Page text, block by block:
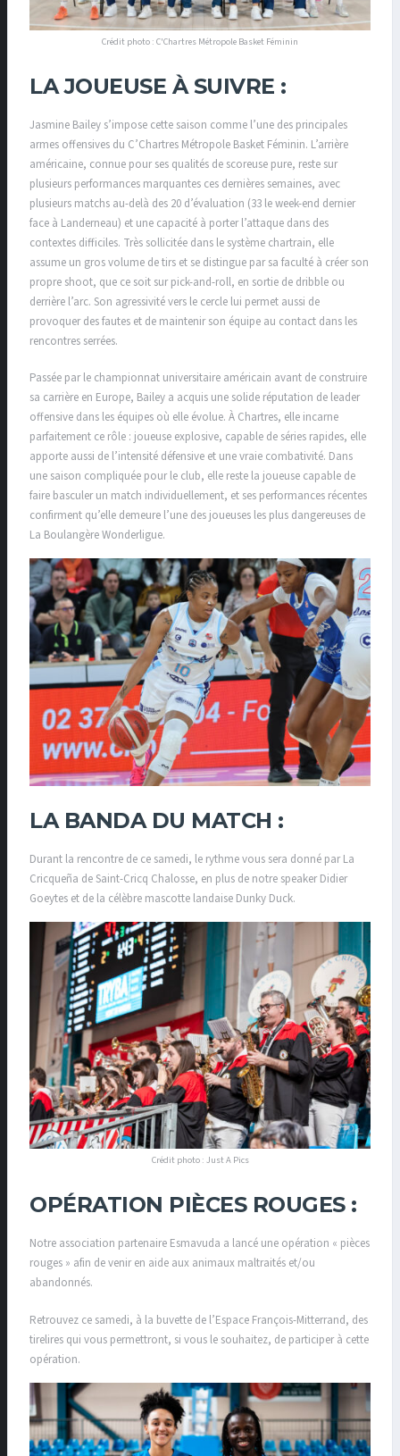
Crédit photo : C'Chartres Métropole Basket Féminin
LA JOUEUSE À SUIVRE :
Jasmine Bailey s’impose cette saison comme l’une des principales
armes offensives du C’Chartres Métropole Basket Féminin. L’arrière
américaine, connue pour ses qualités de scoreuse pure, reste sur
plusieurs performances marquantes ces dernières semaines, avec
plusieurs matchs au-delà des 20 d’évaluation (33 le week-end dernier
face à Landerneau) et une capacité à porter l’attaque dans des
contextes difficiles. Très sollicitée dans le système chartrain, elle
assume un gros volume de tirs et se distingue par sa faculté à créer son
propre shoot, que ce soit sur pick-and-roll, en sortie de dribble ou
derrière l’arc. Son agressivité vers le cercle lui permet aussi de
provoquer des fautes et de maintenir son équipe au contact dans les
rencontres serrées.
Passée par le championnat universitaire américain avant de construire
sa carrière en Europe, Bailey a acquis une solide réputation de leader
offensive dans les équipes où elle évolue. À Chartres, elle incarne
parfaitement ce rôle : joueuse explosive, capable de séries rapides, elle
apporte aussi de l’intensité défensive et une vraie combativité. Dans
une saison compliquée pour le club, elle reste la joueuse capable de
faire basculer un match individuellement, et ses performances récentes
confirment qu’elle demeure l’une des joueuses les plus dangereuses de
La Boulangère Wonderligue.
LA BANDA DU MATCH :
Durant la rencontre de ce samedi, le rythme vous sera donné par La
Cricqueña de Saint-Cricq Chalosse, en plus de notre speaker Didier
Goeytes et de la célèbre mascotte landaise Dunky Duck.
Crédit photo : Just A Pics
OPÉRATION PIÈCES ROUGES :
Notre association partenaire Esmavuda a lancé une opération « pièces
rouges » afin de venir en aide aux animaux maltraités et/ou
abandonnés.
Retrouvez ce samedi, à la buvette de l’Espace François-Mitterrand, des
tirelires qui vous permettront, si vous le souhaitez, de participer à cette
opération.